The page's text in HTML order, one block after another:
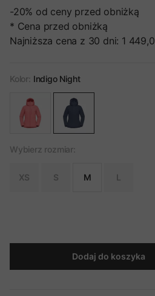
-20% od ceny przed obniżką
* Cena przed obniżką
Najniższa cena z 30 dni: 1
Kolor: Indigo Night
Wybierz rozmiar:
XS S M L
Dodaj do koszyka